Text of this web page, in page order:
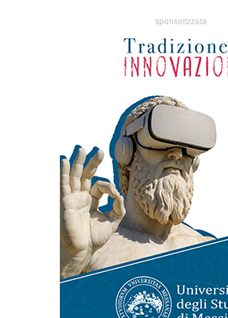
sponsorizzata